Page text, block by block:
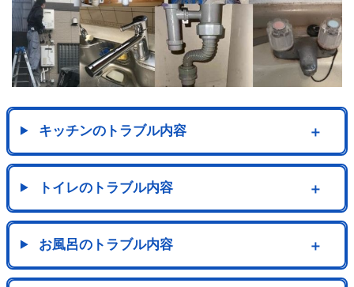
キッチンのトラブル内容 ＋
トイレのトラブル内容 ＋
お風呂のトラブル内容 ＋